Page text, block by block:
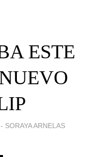
ESTE
- SORAYA ARNELAS